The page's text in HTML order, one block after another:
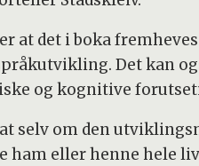
at det i boka
Det kan
og kognitive
selv om den
ham eller henne hele